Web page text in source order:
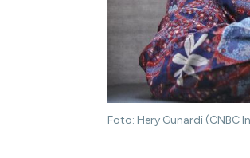
Foto: Hery Gunardi (CNBC